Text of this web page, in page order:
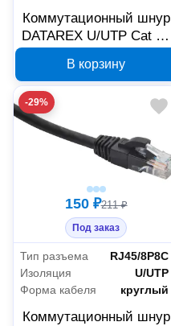
Коммутационный шнур
DATAREX U/UTP Cat 5e
черный DR-181905
В корзину
-29%
150 ₽211 ₽
Под заказ
Тип разъема
RJ45/8P8C
Изоляция
U/UTP
Форма кабеля
круглый
Коммутационный шнур